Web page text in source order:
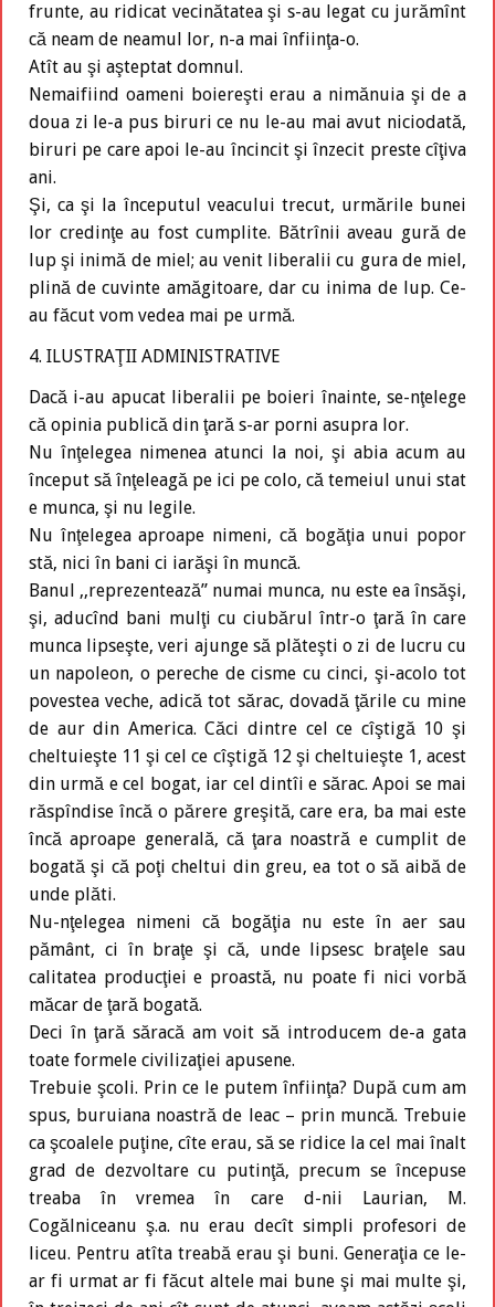
frunte, au ridicat vecinătatea şi s-au legat cu jurămînt
că neam de neamul lor, n-a mai înfiinţa-o.
Atît au şi aşteptat domnul.
Nemaifiind oameni boiereşti erau a nimănuia şi de a
doua zi le-a pus biruri ce nu le-au mai avut niciodată,
biruri pe care apoi le-au încincit şi înzecit preste cîţiva
ani.
Şi, ca şi la începutul veacului trecut, urmările bunei
lor credinţe au fost cumplite. Bătrînii aveau gură de
lup şi inimă de miel; au venit liberalii cu gura de miel,
plină de cuvinte amăgitoare, dar cu inima de lup. Ce-
au făcut vom vedea mai pe urmă.
4. ILUSTRAŢII ADMINISTRATIVE
Dacă i-au apucat liberalii pe boieri înainte, se-nţelege
că opinia publică din ţară s-ar porni asupra lor.
Nu înţelegea nimenea atunci la noi, şi abia acum au
început să înţeleagă pe ici pe colo, că temeiul unui stat
e munca, şi nu legile.
Nu înţelegea aproape nimeni, că bogăţia unui popor
stă, nici în bani ci iarăşi în muncă.
Banul ,,reprezentează” numai munca, nu este ea însăşi,
şi, aducînd bani mulţi cu ciubărul într-o ţară în care
munca lipseşte, veri ajunge să plăteşti o zi de lucru cu
un napoleon, o pereche de cisme cu cinci, şi-acolo tot
povestea veche, adică tot sărac, dovadă ţările cu mine
de aur din America. Căci dintre cel ce cîştigă 10 şi
cheltuieşte 11 şi cel ce cîştigă 12 şi cheltuieşte 1, acest
din urmă e cel bogat, iar cel dintîi e sărac. Apoi se mai
răspîndise încă o părere greşită, care era, ba mai este
încă aproape generală, că ţara noastră e cumplit de
bogată şi că poţi cheltui din greu, ea tot o să aibă de
unde plăti.
Nu-nţelegea nimeni că bogăţia nu este în aer sau
pământ, ci în braţe şi că, unde lipsesc braţele sau
calitatea producţiei e proastă, nu poate fi nici vorbă
măcar de ţară bogată.
Deci în ţară săracă am voit să introducem de-a gata
toate formele civilizaţiei apusene.
Trebuie şcoli. Prin ce le putem înfiinţa? După cum am
spus, buruiana noastră de leac – prin muncă. Trebuie
ca şcoalele puţine, cîte erau, să se ridice la cel mai înalt
grad de dezvoltare cu putinţă, precum se începuse
treaba în vremea în care d-nii Laurian, M.
Cogălniceanu ş.a. nu erau decît simpli profesori de
liceu. Pentru atîta treabă erau şi buni. Generaţia ce le-
ar fi urmat ar fi făcut altele mai bune şi mai multe şi,